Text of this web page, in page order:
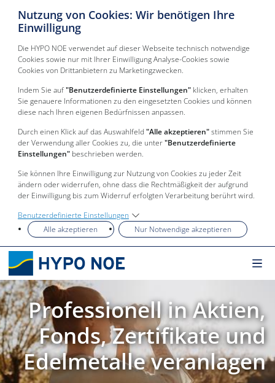
Nutzung von Cookies: Wir benötigen Ihre
Einwilligung
Die HYPO NOE verwendet auf dieser Webseite technisch notwendige
Cookies sowie nur mit Ihrer Einwilligung Analyse-Cookies sowie
Cookies von Drittanbietern zu Marketingzwecken.
Indem Sie auf"Benutzerdefinierte Einstellungen" klicken, erhalten
Sie genauere Informationen zu den eingesetzten Cookies und können
diese nach Ihren eigenen Bedürfnissen anpassen.
Durch einen Klick auf das Auswahlfeld "Alle akzeptieren"stimmen Sie
der Verwendung aller Cookies zu, die unter"Benutzerdefinierte
Einstellungen" beschrieben werden.
Sie können Ihre Einwilligung zur Nutzung von Cookies zu jeder Zeit
ändern oder widerrufen, ohne dass die Rechtmäßigkeit der aufgrund
der Einwilligung bis zum Widerruf erfolgten Verarbeitung berührt wird.
Benutzerdefinierte Einstellungen
Alle akzeptieren
Nur Notwendige akzeptieren
Professionell in Aktien,
Fonds, Zertifikate und
Edelmetalle veranlagen